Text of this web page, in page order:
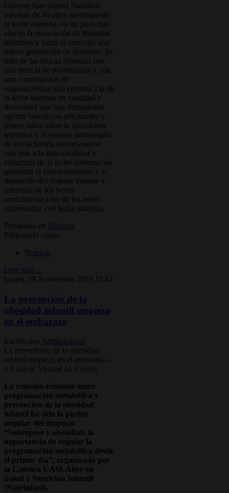
Danone Specialized Nutrition,
tras más de 40 años investigando
la leche materna, va un paso más
allá en la innovación de fórmulas
infantiles y lanza al mercado una
nueva generación de fórmulas. Se
trata de las únicas fórmulas con
una mezcla de postbióticos y con
una combinación de
oligosacáridos más cercana a la de
la leche materna en cantidad y
diversidad que han demostrado
aportar beneficios adicionales y
potenciados sobre la microbiota
intestinal y el sistema inmunitario
de los lactantes, asemejándose
aún más a la funcionalidad y
estructura de la leche materna; así
garantiza el funcionamiento y el
desarrollo del sistema inmune e
intestinal de los bebés
acercándolo a los de los bebés
alimentados con leche materna.
Publicado en
Noticias
Etiquetado como
Nutricia
Leer más ...
Lunes, 18 Noviembre 2019 11:42
La prevención de la
obesidad infantil empieza
en el embarazo
Escrito por
Administrator
La prevención de la obesidad
infantil empieza en el embarazo -
1.0 out of 5 based on 2 votes
La relación existente entre
programación metabólica y
prevención de la obesidad
infantil ha sido la piedra
angular del simposio
“Sobrepeso y obesidad: la
importancia de regular la
programación metabólica desde
el primer día”, organizado por
la Cátedra UAM-Alter en
Salud y Nutrición Intantil
(Nutrinfant).